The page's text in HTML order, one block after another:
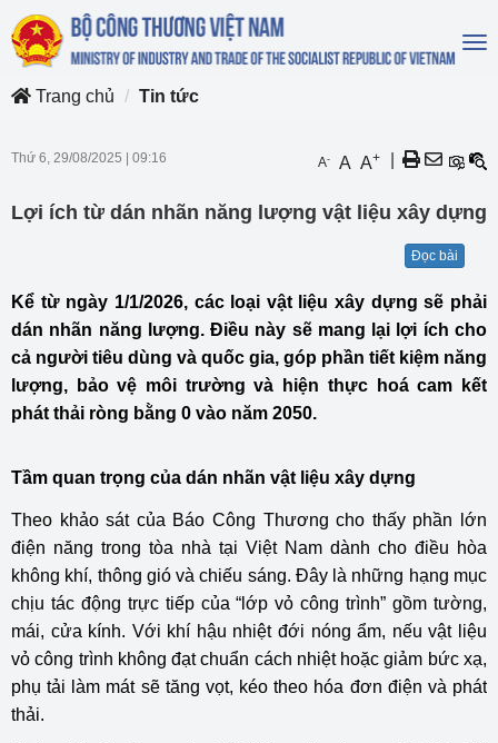
Trang chủ
Tin tức
Thứ 6, 29/08/2025 09:16 A- A A+
Lợi ích từ dán nhãn năng lượng vật liệu xây dựng
Đọc bài
Kể từ ngày 1/1/2026, các loại vật liệu xây dựng sẽ phải
dán nhãn năng lượng. Điều này sẽ mang lại lợi ích cho
cả người tiêu dùng và quốc gia, góp phần tiết kiệm năng
lượng, bảo vệ môi trường và hiện thực hoá cam kết
phát thải ròng bằng 0 vào năm 2050.
Tầm quan trọng của dán nhãn vật liệu xây dựng
Theo khảo sát của Báo Công Thương cho thấy phần lớn
điện năng trong tòa nhà tại Việt Nam dành cho điều hòa
không khí, thông gió và chiếu sáng. Đây là những hạng mục
chịu tác động trực tiếp của “lớp vỏ công trình” gồm tường,
mái, cửa kính. Với khí hậu nhiệt đới nóng ẩm, nếu vật liệu
vỏ công trình không đạt chuẩn cách nhiệt hoặc giảm bức xạ,
phụ tải làm mát sẽ tăng vọt, kéo theo hóa đơn điện và phát
thải.